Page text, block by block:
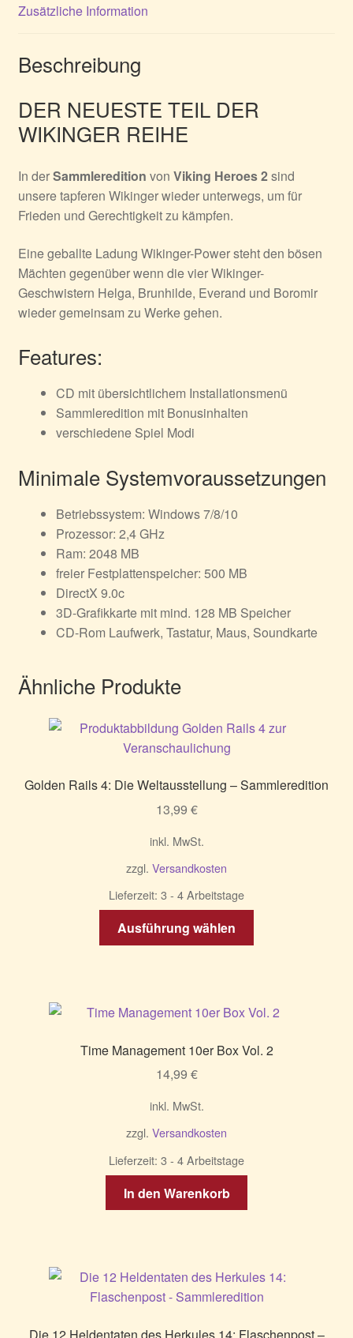
Zusätzliche Information
Beschreibung
DER NEUESTE TEIL DER
WIKINGER REIHE
In derSammleredition von Viking Heroes 2sind
unsere tapferen Wikinger wieder unterwegs, um für
Frieden und Gerechtigkeit zu kämpfen.
Eine geballte Ladung Wikinger-Power steht den bösen
Mächten gegenüber wenn die vier Wikinger-
Geschwistern Helga, Brunhilde, Everand und Boromir
wieder gemeinsam zu Werke gehen.
Features:
CD mit übersichtlichem Installationsmenü
Sammleredition mit Bonusinhalten
verschiedene Spiel Modi
Minimale Systemvoraussetzungen
Betriebssystem: Windows 7/8/10
Prozessor: 2,4 GHz
Ram: 2048 MB
freier Festplattenspeicher: 500 MB
DirectX 9.0c
3D-Grafikkarte mit mind. 128 MB Speicher
CD-Rom Laufwerk, Tastatur, Maus, Soundkarte
Ähnliche Produkte
Golden Rails 4: Die Weltausstellung – Sammleredition
13,99 €
inkl. MwSt.
zzgl. Versandkosten
Lieferzeit: 3 - 4 Arbeitstage
Ausführung wählen
auf.
Optionen
Time Management 10er Box Vol. 2
14,99 €
inkl. MwSt.
zzgl. Versandkosten
Lieferzeit: 3 - 4 Arbeitstage
In den Warenkorb
Die 12 Heldentaten des Herkules 14: Flaschenpost –